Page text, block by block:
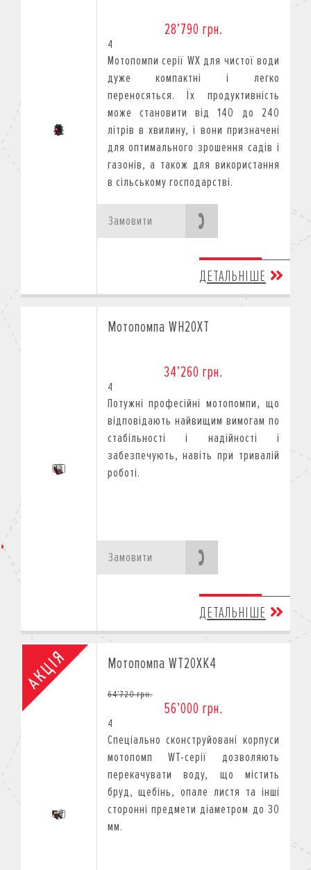
28’790 грн.
4
Mотопомпи серії WX для чистої води
дуже компактні і легко
переносяться. Їх продуктивність
може становити від 140 до 240
літрів в хвилину, і вони призначені
для оптимального зрошення садів і
газонів, а також для використання
в сільському господарстві.
Замовити
ДЕТАЛЬНІШЕ
Мотопомпа WH20XT
34’260 грн.
4
Потужні професійні мотопомпи, що
відповідають найвищим вимогам по
стабільності і надійності і
забезпечують, навіть при тривалій
роботі.
Замовити
ДЕТАЛЬНІШЕ
Мотопомпа WT20XK4
64’720 грн.
56’000 грн.
4
Спеціально сконструйовані корпуси
мотопомп WT-серії дозволяють
перекачувати воду, що містить
бруд, щебінь, опале листя та інші
сторонні предмети діаметром до 30
мм.